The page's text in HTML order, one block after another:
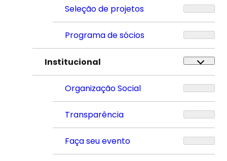
Seleção de projetos
Programa de sócios
Institucional
Organização Social
Transparência
Faça seu evento